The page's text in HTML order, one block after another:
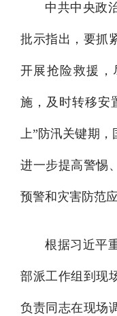
中共中央政
批示指出，要抓
开展抢险救援，
施，及时转移安
上”防汛关键期，
进一步提高警惕
预警和灾害防范
根据习近平
部派工作组到现
负责同志在现场